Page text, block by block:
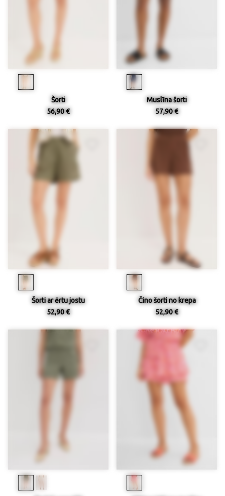
Šorti
56,90 €
Muslīna šorti
57,90 €
Šorti ar ērtu jostu
52,90 €
Čino šorti no krepa
52,90 €